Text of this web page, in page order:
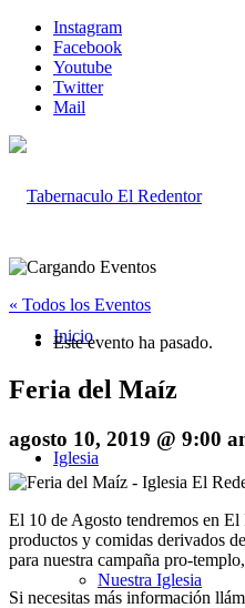
Instagram
Facebook
Youtube
Twitter
Mail
Inicio
Iglesia
Nuestra Iglesia
« Todos los Eventos
Este evento ha pasado.
Feria del Maíz
agosto 10, 2019 @ 9:00
El 10 de Agosto tendremos en
productos y comidas derivados
para nuestra campaña pro-
Si necesitas más información